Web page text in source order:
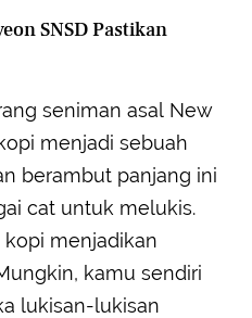
SNSD Pastikan
seniman asal New
menjadi sebuah
berambut panjang ini
cat untuk melukis.
menjadikan
kamu sendiri
lukisan-lukisan